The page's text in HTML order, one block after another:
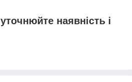
наявність і